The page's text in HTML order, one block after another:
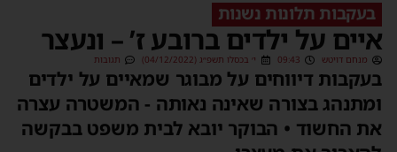
בעקבות תלונות נשנות
איים על ילדים ברובע ז’ – ונעצר
מנחם דויטש 09:43 י׳ בכסלו תשפ״ג (04/12/2022) תגובות
בעקבות דיווחים על מבוגר שמאיים על ילדים
ומתנהג בצורה שאינה נאותה - המשטרה עצרה
את החשוד • הבוקר יובא לבית משפט בבקשה